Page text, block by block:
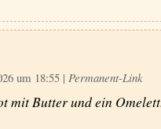
um 18:55 | Permanent-Link
mit Butter und ein